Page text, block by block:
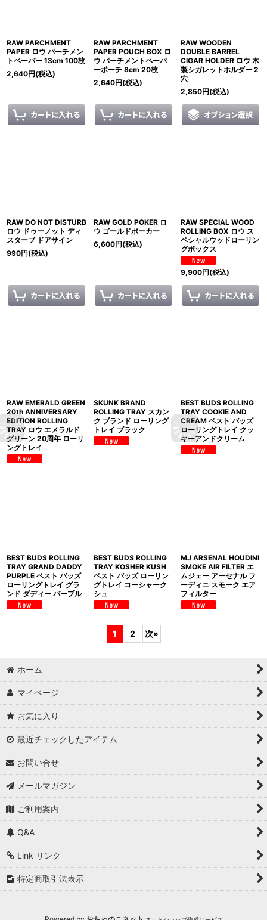
RAW PARCHMENT
PAPER ロウ パーチメン
トペーパー 13cm 100枚
2,640円(税込)
RAW PARCHMENT
PAPER POUCH BOX ロ
ウ パーチメントペーパ
ーポーチ 8cm 20枚
2,640円(税込)
RAW WOODEN
DOUBLE BARREL
CIGAR HOLDER ロウ 木
製シガレットホルダー 2
穴
2,850円(税込)
RAW DO NOT DISTURB
ロウ ドゥーノット ディ
スターブ ドアサイン
990円(税込)
RAW GOLD POKER ロ
ウ ゴールドポーカー
6,600円(税込)
RAW SPECIAL WOOD
ROLLING BOX ロウ ス
ペシャルウッドローリン
グボックス
9,900円(税込)
RAW EMERALD GREEN
20th ANNIVERSARY
EDITION ROLLING
TRAY ロウ エメラルド
グリーン 20周年 ローリ
ングトレイ
SKUNK BRAND
ROLLING TRAY スカン
ク ブランド ローリング
トレイ ブラック
BEST BUDS ROLLING
TRAY COOKIE AND
CREAM ベスト バッズ
ローリングトレイ クッ
キーアンドクリーム
BEST BUDS ROLLING
TRAY GRAND DADDY
PURPLE ベスト バッズ
ローリングトレイ グラ
ンド ダディー パープル
BEST BUDS ROLLING
TRAY KOSHER KUSH
ベスト バッズ ローリン
グトレイ コーシャーク
シュ
MJ ARSENAL HOUDINI
SMOKE AIR FILTER エ
ムジェー アーセナル フ
ーディニ スモーク エア
フィルター
1 2 次»
ホーム
マイページ
お気に入り
最近チェックしたアイテム
お問い合せ
メールマガジン
ご利用案内
Q&A
Link リンク
特定商取引法表示